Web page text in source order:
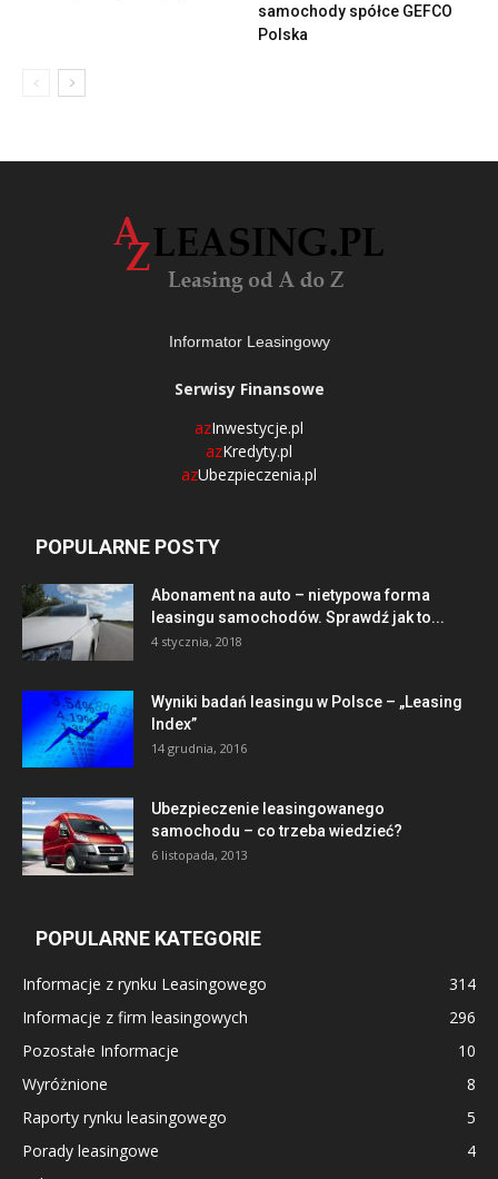
samochody spółce GEFCO
Polska
Informator Leasingowy
Serwisy Finansowe
azInwestycje.pl
azKredyty.pl
azUbezpieczenia.pl
POPULARNE POSTY
Abonament na auto – nietypowa forma
leasingu samochodów. Sprawdź jak to...
4 stycznia, 2018
Wyniki badań leasingu w Polsce – „Leasing
Index”
14 grudnia, 2016
Ubezpieczenie leasingowanego
samochodu – co trzeba wiedzieć?
6 listopada, 2013
POPULARNE KATEGORIE
Informacje z rynku Leasingowego
314
Informacje z firm leasingowych
296
Pozostałe Informacje
10
Wyróżnione
8
Raporty rynku leasingowego
5
Porady leasingowe
4